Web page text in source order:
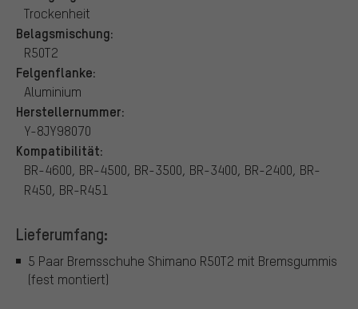
Trockenheit
Belagsmischung:
R50T2
Felgenflanke:
Aluminium
Herstellernummer:
Y-8JY98070
Kompatibilität:
BR-4600, BR-4500, BR-3500, BR-3400, BR-2400, BR-
R450, BR-R451
Lieferumfang:
5 Paar Bremsschuhe Shimano R50T2 mit Bremsgummis
(fest montiert)